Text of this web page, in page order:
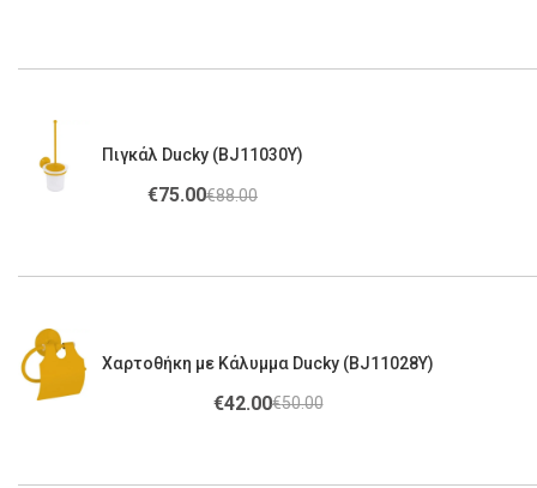
Πιγκάλ Ducky (BJ11030Υ)
€88.00
€75.00
Χαρτοθήκη με Κάλυμμα Ducky (BJ11028Υ)
€50.00
€42.00